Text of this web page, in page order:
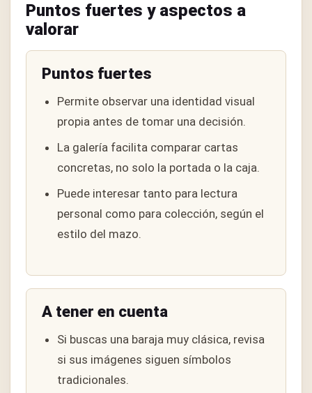
Puntos fuertes y aspectos a
valorar
Puntos fuertes
Permite observar una identidad visual
propia antes de tomar una decisión.
La galería facilita comparar cartas
concretas, no solo la portada o la caja.
Puede interesar tanto para lectura
personal como para colección, según el
estilo del mazo.
A tener en cuenta
Si buscas una baraja muy clásica, revisa
si sus imágenes siguen símbolos
tradicionales.